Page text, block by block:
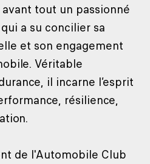
tout un passionné
a su concilier sa
et son engagement
Véritable
il incarne l’esprit
résilience,
de l'Automobile Club